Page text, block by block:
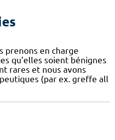
prenons en charge
qu’elles soient bénignes
rares et nous avons
(par ex. greffe all